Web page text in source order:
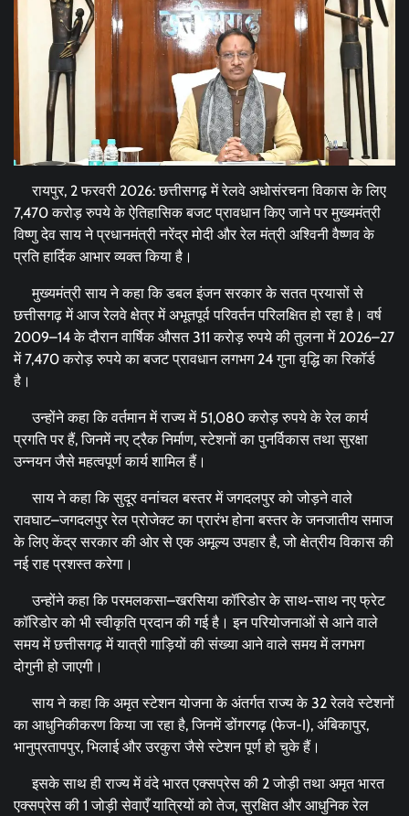
रायपुर, 2 फरवरी 2026: छत्तीसगढ़ में रेलवे अधोसंरचना विकास के लिए
7,470 करोड़ रुपये के ऐतिहासिक बजट प्रावधान किए जाने पर मुख्यमंत्री
विष्णु देव साय ने प्रधानमंत्री नरेंद्र मोदी और रेल मंत्री अश्विनी वैष्णव के
प्रति हार्दिक आभार व्यक्त किया है।
मुख्यमंत्री साय ने कहा कि डबल इंजन सरकार के सतत प्रयासों से
छत्तीसगढ़ में आज रेलवे क्षेत्र में अभूतपूर्व परिवर्तन परिलक्षित हो रहा है। वर्ष
2009–14 के दौरान वार्षिक औसत 311 करोड़ रुपये की तुलना में 2026–27
में 7,470 करोड़ रुपये का बजट प्रावधान लगभग 24 गुना वृद्धि का रिकॉर्ड
है।
उन्होंने कहा कि वर्तमान में राज्य में 51,080 करोड़ रुपये के रेल कार्य
प्रगति पर हैं, जिनमें नए ट्रैक निर्माण, स्टेशनों का पुनर्विकास तथा सुरक्षा
उन्नयन जैसे महत्वपूर्ण कार्य शामिल हैं।
साय ने कहा कि सुदूर वनांचल बस्तर में जगदलपुर को जोड़ने वाले
रावघाट–जगदलपुर रेल प्रोजेक्ट का प्रारंभ होना बस्तर के जनजातीय समाज
के लिए केंद्र सरकार की ओर से एक अमूल्य उपहार है, जो क्षेत्रीय विकास की
नई राह प्रशस्त करेगा।
उन्होंने कहा कि परमलकसा–खरसिया कॉरिडोर के साथ-साथ नए फ्रेट
कॉरिडोर को भी स्वीकृति प्रदान की गई है। इन परियोजनाओं से आने वाले
समय में छत्तीसगढ़ में यात्री गाड़ियों की संख्या आने वाले समय में लगभग
दोगुनी हो जाएगी।
साय ने कहा कि अमृत स्टेशन योजना के अंतर्गत राज्य के 32 रेलवे स्टेशनों
का आधुनिकीकरण किया जा रहा है, जिनमें डोंगरगढ़ (फेज-I), अंबिकापुर,
भानुप्रतापपुर, भिलाई और उरकुरा जैसे स्टेशन पूर्ण हो चुके हैं।
इसके साथ ही राज्य में वंदे भारत एक्सप्रेस की 2 जोड़ी तथा अमृत भारत
एक्सप्रेस की 1 जोड़ी सेवाएँ यात्रियों को तेज, सुरक्षित और आधुनिक रेल